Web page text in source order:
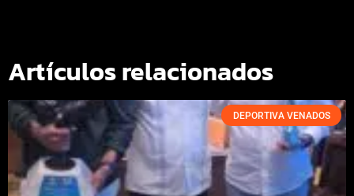
Artículos relacionados
DEPORTIVA VENADOS